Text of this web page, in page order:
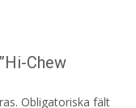
Chew
Obligatoriska fält